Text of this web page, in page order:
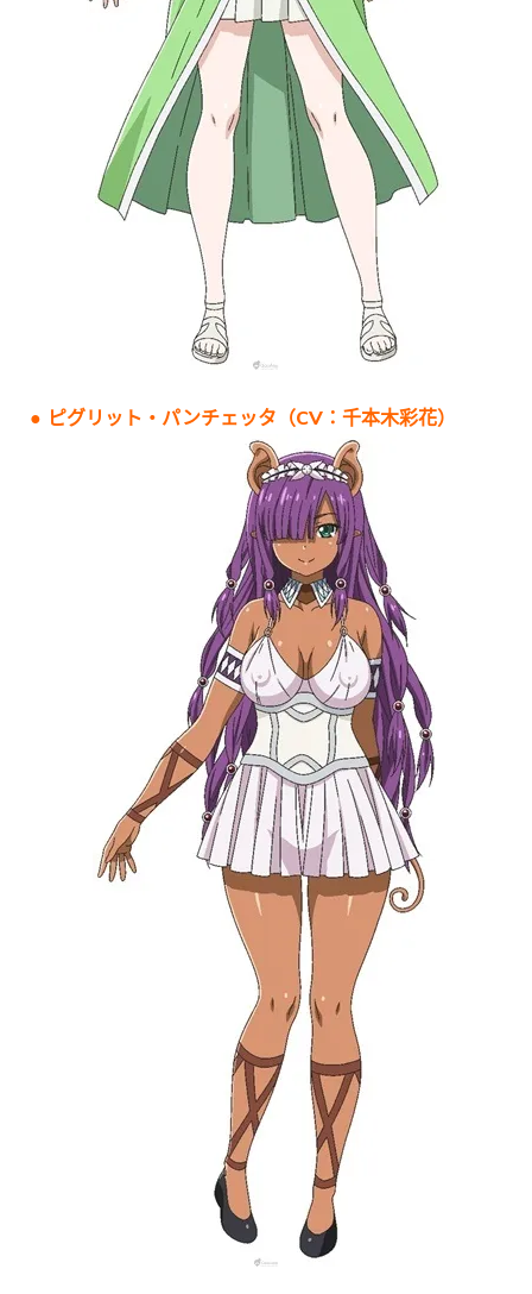
● ピグリット・パンチェッタ（CV：千本木彩花）